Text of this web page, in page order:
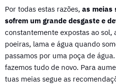
Por todas estas razões, as meias
sofrem um grande desgaste e
constantemente expostas ao
poeiras, lama e água quando
passamos por uma poça de
fazemos tudo de novo. Para
tuas meias segue as